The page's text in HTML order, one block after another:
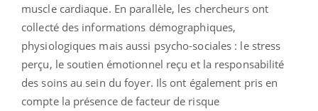
muscle cardiaque. En parallèle, les chercheurs ont
collecté des informations démographiques,
physiologiques mais aussi psycho-sociales : le stress
perçu, le soutien émotionnel reçu et la responsabilité
des soins au sein du foyer. Ils ont également pris en
compte la présence de facteur de risque